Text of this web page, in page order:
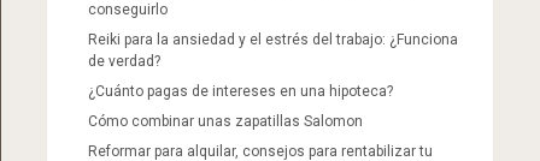
conseguirlo
Reiki para la ansiedad y el estrés del trabajo: ¿Funciona
de verdad?
¿Cuánto pagas de intereses en una hipoteca?
Cómo combinar unas zapatillas Salomon​
Reformar para alquilar, consejos para rentabilizar tu